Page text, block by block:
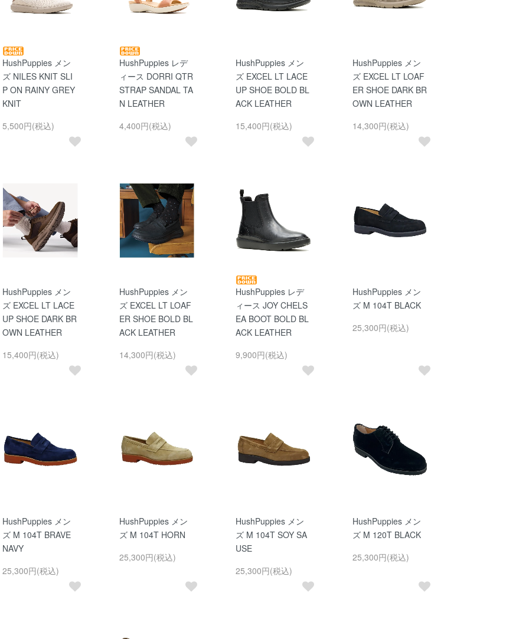
HushPuppies メン
ズ NILES KNIT SLI
P ON RAINY GREY
KNIT
5,500円(税込)
HushPuppies レデ
ィース DORRI QTR
STRAP SANDAL TA
N LEATHER
4,400円(税込)
HushPuppies メン
ズ EXCEL LT LACE
UP SHOE BOLD BL
ACK LEATHER
15,400円(税込)
HushPuppies メン
ズ EXCEL LT LOAF
ER SHOE DARK BR
OWN LEATHER
14,300円(税込)
HushPuppies メン
ズ EXCEL LT LACE
UP SHOE DARK BR
OWN LEATHER
15,400円(税込)
HushPuppies メン
ズ EXCEL LT LOAF
ER SHOE BOLD BL
ACK LEATHER
14,300円(税込)
HushPuppies レデ
ィース JOY CHELS
EA BOOT BOLD BL
ACK LEATHER
9,900円(税込)
HushPuppies メン
ズ M 104T BLACK
25,300円(税込)
HushPuppies メン
ズ M 104T BRAVE
NAVY
25,300円(税込)
HushPuppies メン
ズ M 104T HORN
25,300円(税込)
HushPuppies メン
ズ M 104T SOY SA
USE
25,300円(税込)
HushPuppies メン
ズ M 120T BLACK
25,300円(税込)